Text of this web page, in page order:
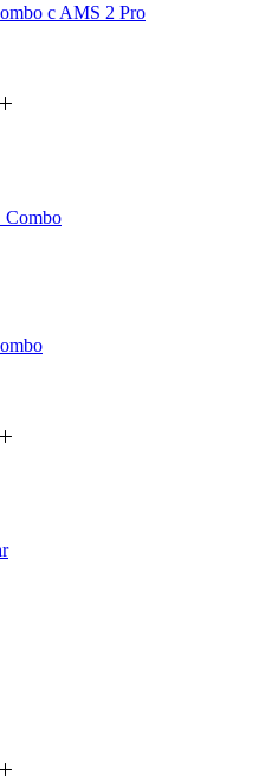
c AMS 2 Pro